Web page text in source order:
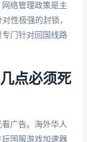
络管理政策是主
性极强的封锁，
门针对回国线路
点必须死
广告。海外华人
国服游戏加速器